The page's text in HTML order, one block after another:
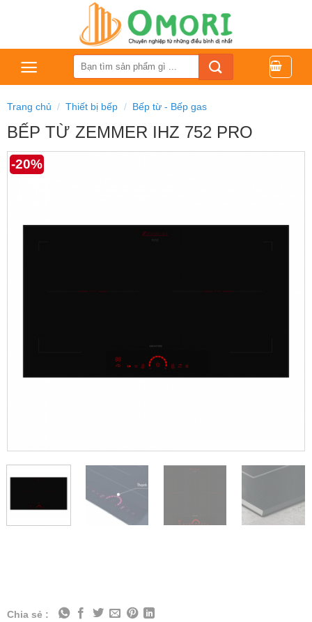
dung
Tìm
kiếm:
Trang chủ / Thiết bị bếp / Bếp từ - Bếp gas
BẾP TỪ ZEMMER IHZ 752 PRO
-20%
Chia sẻ :